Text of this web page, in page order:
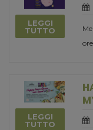
LEGGI
TUTTO
LEGGI
TUTTO